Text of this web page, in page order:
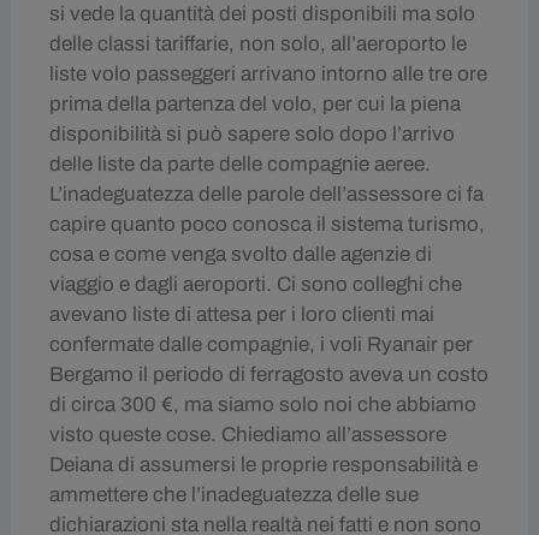
si vede la quantità dei posti disponibili ma solo
delle classi tariffarie, non solo, all’aeroporto le
liste volo passeggeri arrivano intorno alle tre ore
prima della partenza del volo, per cui la piena
disponibilità si può sapere solo dopo l’arrivo
delle liste da parte delle compagnie aeree.
L’inadeguatezza delle parole dell’assessore ci fa
capire quanto poco conosca il sistema turismo,
cosa e come venga svolto dalle agenzie di
viaggio e dagli aeroporti. Ci sono colleghi che
avevano liste di attesa per i loro clienti mai
confermate dalle compagnie, i voli Ryanair per
Bergamo il periodo di ferragosto aveva un costo
di circa 300 €, ma siamo solo noi che abbiamo
visto queste cose. Chiediamo all’assessore
Deiana di assumersi le proprie responsabilità e
ammettere che l’inadeguatezza delle sue
dichiarazioni sta nella realtà nei fatti e non sono